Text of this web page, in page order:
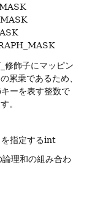
修飾子にマッピン
累乗であるため、
ーを表す整数で
。
を指定するint
理和の組み合わ